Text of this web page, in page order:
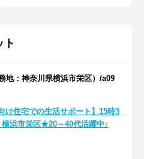
ト
地：神奈川県横浜市栄区）/a09
け住宅での生活サポート】15時3
横浜市栄区★20～40代活躍中♪